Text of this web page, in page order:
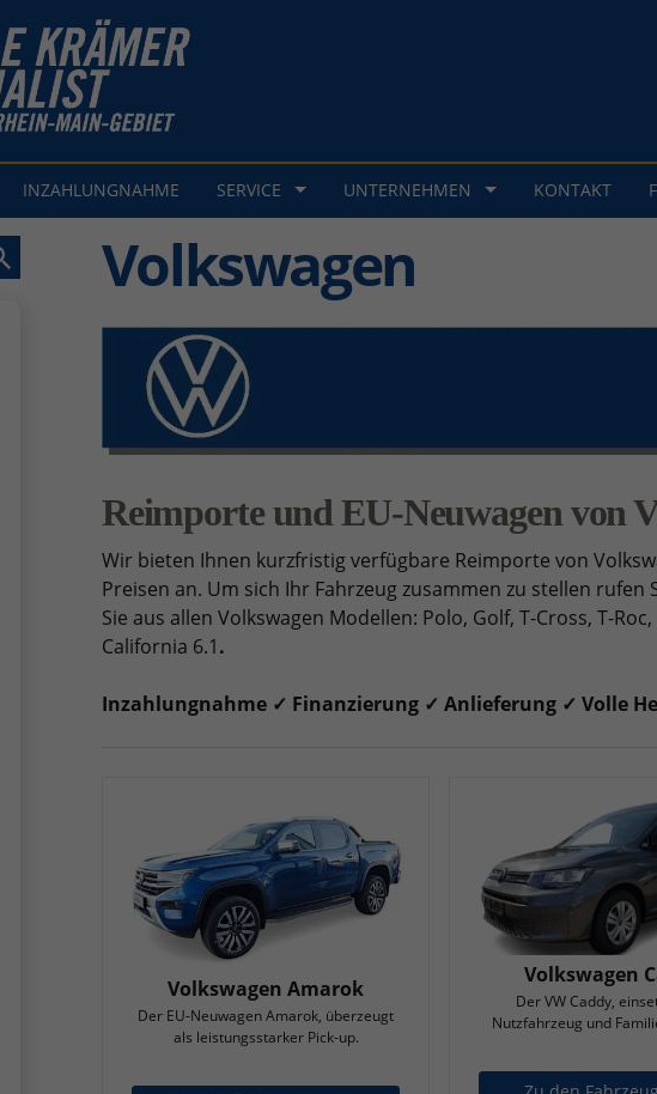
INZAHLUNGNAHME SERVICE UNTERNEHMEN KONTAKT
Volkswagen
Reimporte und EU-Neuwagen von
Wir bieten Ihnen kurzfristig verfügbare Reimporte von
Preisen an. Um sich Ihr Fahrzeug zusammen zu stellen rufen
Sie aus allen Volkswagen Modellen: Polo, Golf, T-Cross, T-
California 6.1.
Inzahlungnahme ✓ Finanzierung ✓ Anlieferung ✓ Volle
Volkswagen Amarok
Der EU-Neuwagen Amarok, überzeugt
als leistungsstarker Pick-up.
Volkswagen
Der VW Caddy,
Nutzfahrzeug und